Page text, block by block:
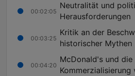
00:02:05
Neutralität und
Herausforderungen
00:03:25
Kritik an der
historischer Mythen
00:04:20
McDonald's und die
Kommerzialisierung